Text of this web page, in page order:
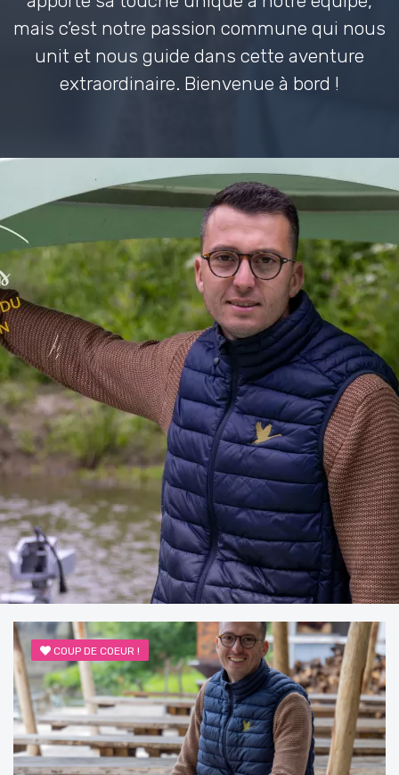
mais c’est notre passion commune qui nous
unit et nous guide dans cette aventure
extraordinaire. Bienvenue à bord !
COUP DE COEUR !